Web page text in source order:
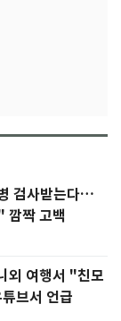
검사받는다…
깜짝 고백
외 여행서 "친모
브서 언급